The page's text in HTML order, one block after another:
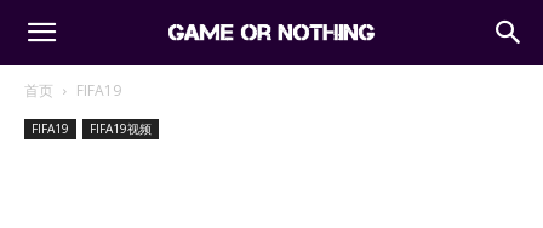
首页 FIFA19
FIFA19 FIFA19视频